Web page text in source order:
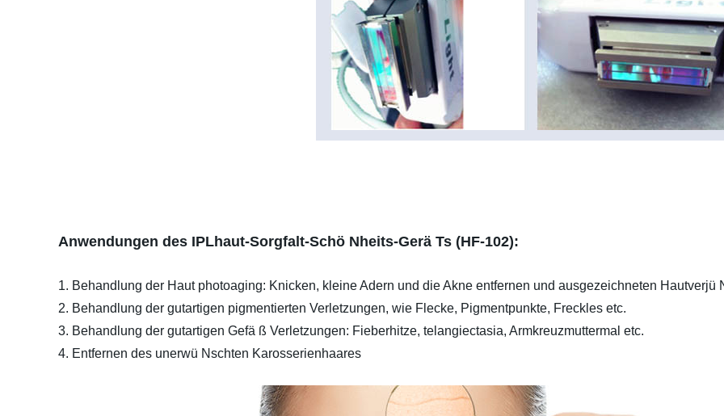
Anwendungen des IPLhaut-Sorgfalt-Schö Nheits-Gerä Ts (HF-102):
1. Behandlung der Haut photoaging: Knicken, kleine Adern und die Akne entfernen und ausgezeichneten Hautverjü
2. Behandlung der gutartigen pigmentierten Verletzungen, wie Flecke, Pigmentpunkte, Freckles etc.
3. Behandlung der gutartigen Gefä ß Verletzungen: Fieberhitze, telangiectasia, Armkreuzmuttermal etc.
4. Entfernen des unerwü Nschten Karosserienhaares